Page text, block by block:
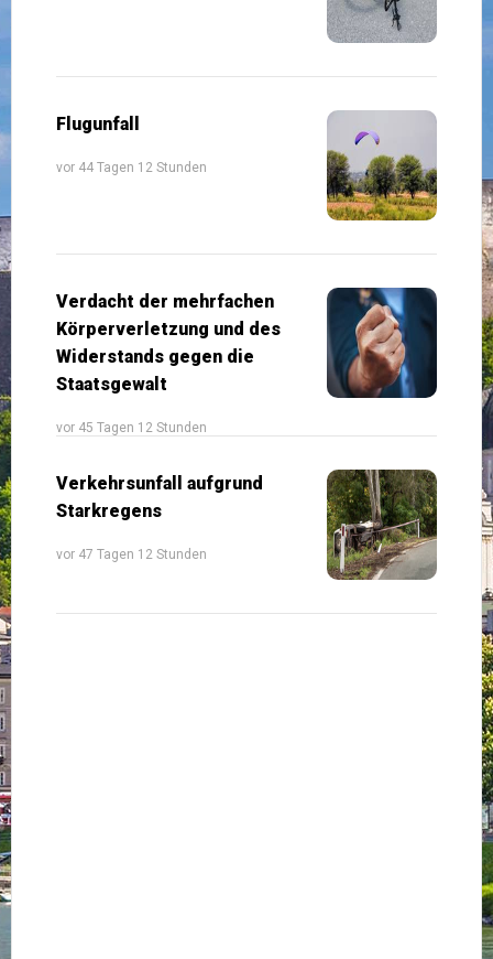
Flugunfall
vor 44 Tagen 12 Stunden
Verdacht der mehrfachen
Körperverletzung und des
Widerstands gegen die
Staatsgewalt
vor 45 Tagen 12 Stunden
Verkehrsunfall aufgrund
Starkregens
vor 47 Tagen 12 Stunden